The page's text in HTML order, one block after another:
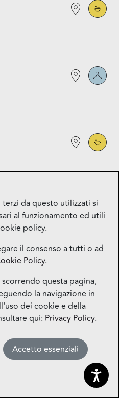
da questo utilizzati si
al funzionamento ed utili
policy.
il consenso a tutti o ad
Policy.
questa pagina,
la navigazione in
dei cookie e della
qui: Privacy Policy.
Accetto essenziali